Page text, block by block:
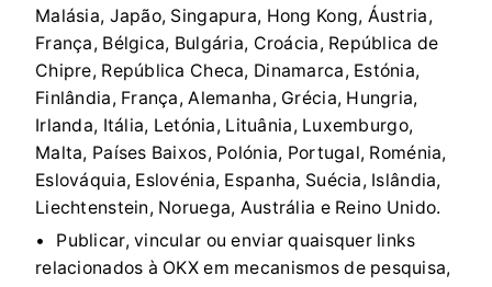
Malásia, Japão, Singapura, Hong Kong, Áustria,
França, Bélgica, Bulgária, Croácia, República de
Chipre, República Checa, Dinamarca, Estónia,
Finlândia, França, Alemanha, Grécia, Hungria,
Irlanda, Itália, Letónia, Lituânia, Luxemburgo,
Malta, Países Baixos, Polónia, Portugal, Roménia,
Eslováquia, Eslovénia, Espanha, Suécia, Islândia,
Liechtenstein, Noruega, Austrália e Reino Unido.
Publicar, vincular ou enviar quaisquer links
relacionados à OKX em mecanismos de pesquisa,